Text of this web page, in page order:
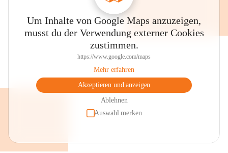
Um Inhalte von Google Maps anzuzeigen,
musst du der Verwendung externer Cookies
zustimmen.
https://www.google.com/maps
Mehr erfahren
Akzeptieren und anzeigen
Ablehnen
Auswahl merken